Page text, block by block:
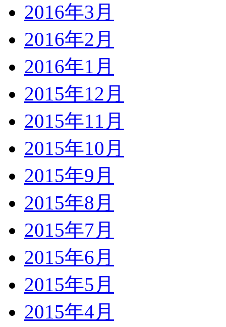
2016年3月
2016年2月
2016年1月
2015年12月
2015年11月
2015年10月
2015年9月
2015年8月
2015年7月
2015年6月
2015年5月
2015年4月